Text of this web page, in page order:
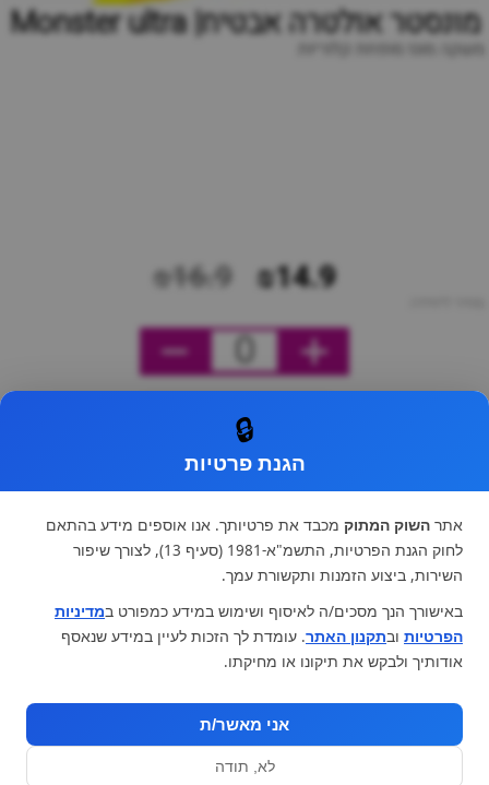
מונסטר אולטרה אבטיח| Monster ultra
משקה מוגז מופחת קלוריות
₪14.9
₪16.9
0
🔒
הגנת פרטיות
אתר השוק המתוק מכבד את פרטיותך. אנו אוספים מידע בהתאם
לחוק הגנת הפרטיות, התשמ"א-1981 (סעיף 13), לצורך שיפור
השירות, ביצוע הזמנות ותקשורת עמך.
באישורך הנך מסכים/ה לאיסוף ושימוש במידע כמפורט במדיניות
הפרטיות ובתקנון האתר. עומדת לך הזכות לעיין במידע שנאסף
אודותיך ולבקש את תיקונו או מחיקתו.
אני מאשר/ת
לא, תודה